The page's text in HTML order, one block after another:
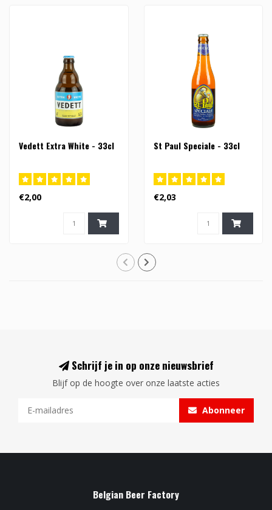
Vedett Extra White - 33cl
€2,00
St Paul Speciale - 33cl
€2,03
Schrijf je in op onze nieuwsbrief
Blijf op de hoogte over onze laatste acties
Abonneer
Belgian Beer Factory